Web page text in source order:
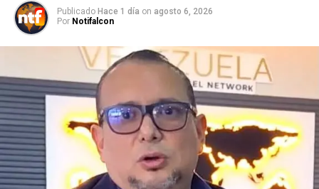
Publicado Hace 1 día on agosto 6, 2026
Por Notifalcon